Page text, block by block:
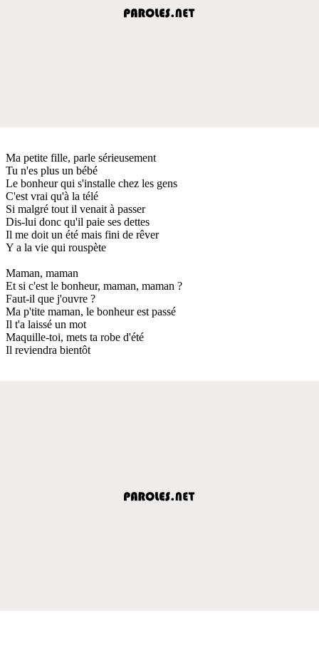
Ma petite fille, parle sérieusement
Tu n'es plus un bébé
Le bonheur qui s'installe chez les gens
C'est vrai qu'à la télé
Si malgré tout il venait à passer
Dis-lui donc qu'il paie ses dettes
Il me doit un été mais fini de rêver
Y a la vie qui rouspète
Maman, maman
Et si c'est le bonheur, maman, maman ?
Faut-il que j'ouvre ?
Ma p'tite maman, le bonheur est passé
Il t'a laissé un mot
Maquille-toi, mets ta robe d'été
Il reviendra bientôt